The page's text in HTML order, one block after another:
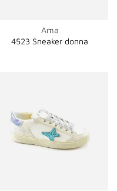
Ama
4523 Sneaker donna